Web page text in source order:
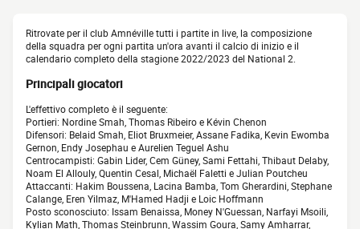
Ritrovate per il club Amnéville tutti i partite in live, la composizione
della squadra per ogni partita un'ora avanti il calcio di inizio e il
calendario completo della stagione 2022/2023 del National 2.
Principali giocatori
L'effettivo completo è il seguente:
Portieri: Nordine Smah, Thomas Ribeiro e Kévin Chenon
Difensori: Belaid Smah, Eliot Bruxmeier, Assane Fadika, Kevin Ewomba
Gernon, Endy Josephau e Aurelien Teguel Ashu
Centrocampisti: Gabin Lider, Cem Güney, Sami Fettahi, Thibaut Delaby,
Noam El Allouly, Quentin Cesal, Michaël Faletti e Julian Poutcheu
Attaccanti: Hakim Boussena, Lacina Bamba, Tom Gherardini, Stephane
Calange, Eren Yilmaz, M'Hamed Hadji e Loic Hoffmann
Posto sconosciuto: Issam Benaissa, Money N'Guessan, Narfayi Msoili,
Kylian Math, Thomas Steinbrunn, Wassim Goura, Samy Amharrar,